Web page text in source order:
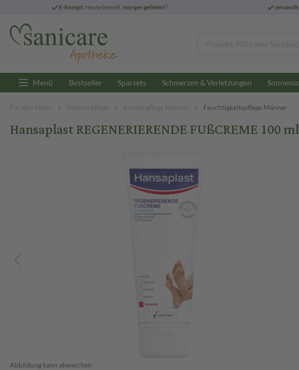
E-Rezept: Heute bestellt, morgen geliefert3
Menü Bestseller Sparsets Schmerzen & Verletzungen
Für den Mann Männerpflege Körperpflege Männer Feuchtigkeitspflege Männer
Hansaplast REGENERIERENDE FUßCREME 100
Abbildung kann abweichen